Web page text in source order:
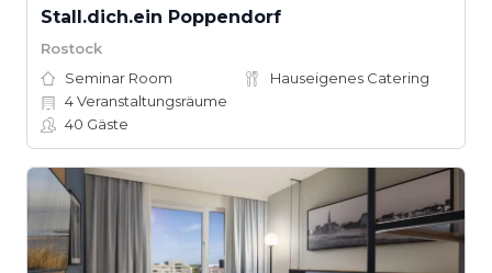
Stall.dich.ein Poppendorf
Rostock
Seminar Room
Hauseigenes Catering
4Veranstaltungsräume
40 Gäste